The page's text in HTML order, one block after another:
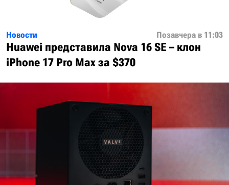
Новости Позавчера в 11:03
Huawei представила Nova 16 SE – клон
iPhone 17 Pro Max за $370